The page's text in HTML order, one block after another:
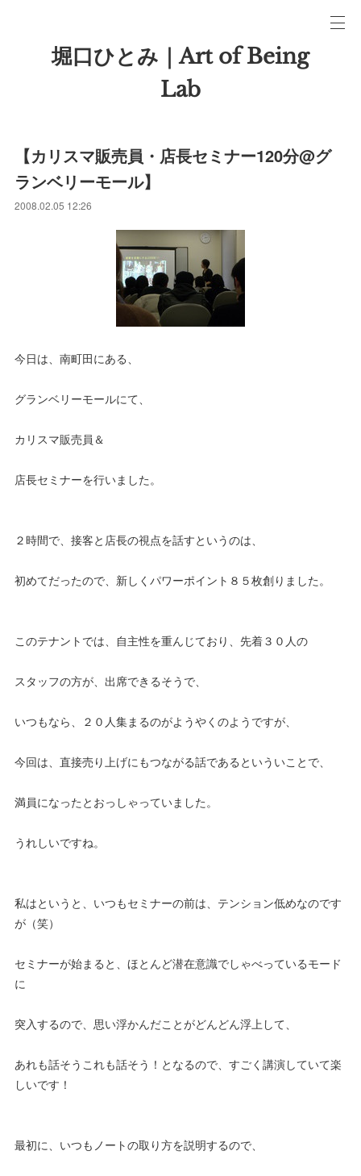
堀口ひとみ｜Art of Being
Lab
【カリスマ販売員・店長セミナー120分@グ
ランベリーモール】
2008.02.05 12:26
今日は、南町田にある、
グランベリーモールにて、
カリスマ販売員＆
店長セミナーを行いました。
２時間で、接客と店長の視点を話すというのは、
初めてだったので、新しくパワーポイント８５枚創りました。
このテナントでは、自主性を重んじており、先着３０人の
スタッフの方が、出席できるそうで、
いつもなら、２０人集まるのがようやくのようですが、
今回は、直接売り上げにもつながる話であるといういことで、
満員になったとおっしゃっていました。
うれしいですね。
私はというと、いつもセミナーの前は、テンション低めなのです
が（笑）
セミナーが始まると、ほとんど潜在意識でしゃべっているモード
に
突入するので、思い浮かんだことがどんどん浮上して、
あれも話そうこれも話そう！となるので、すごく講演していて楽
しいです！
最初に、いつもノートの取り方を説明するので、